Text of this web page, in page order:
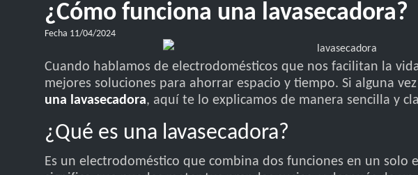
¿Cómo funciona una lavasecadora?
Fecha 11/04/2024
Cuando hablamos de electrodomésticos que nos facilitan la
mejores soluciones para ahorrar espacio y tiempo. Si alguna
una lavasecadora, aquí te lo explicamos de manera sencilla y
¿Qué es una lavasecadora?
Es un electrodoméstico que combina dos funciones en un solo